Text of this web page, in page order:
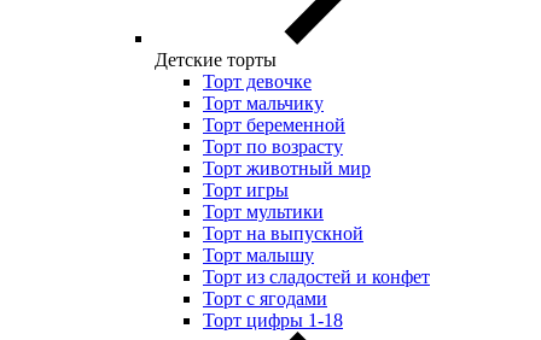
Детские торты
Торт девочке
Торт мальчику
Торт беременной
Торт по возрасту
Торт животный мир
Торт игры
Торт мультики
Торт на выпускной
Торт малышу
Торт из сладостей и конфет
Торт с ягодами
Торт цифры 1-18